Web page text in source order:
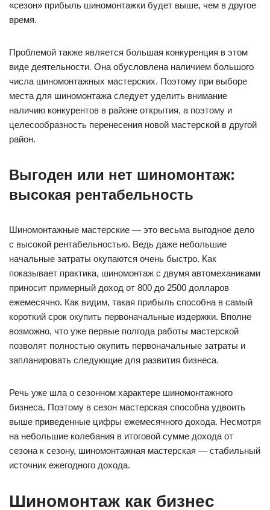
«сезон» прибыль шиномонтажки будет выше, чем в другое
время.
Проблемой также является большая конкуренция в этом
виде деятельности. Она обусловлена наличием большого
числа шиномонтажных мастерских. Поэтому при выборе
места для шиномонтажа следует уделить внимание
наличию конкурентов в районе открытия, а поэтому и
целесообразность перенесения новой мастерской в другой
район.
Выгоден или нет шиномонтаж:
высокая рентабельность
Шиномонтажные мастерские — это весьма выгодное дело
с высокой рентабельностью. Ведь даже небольшие
начальные затраты окупаются очень быстро. Как
показывает практика, шиномонтаж с двумя автомеханиками
приносит примерный доход от 800 до 2500 долларов
ежемесячно. Как видим, такая прибыль способна в самый
короткий срок окупить первоначальные издержки. Вполне
возможно, что уже первые полгода работы мастерской
позволят полностью окупить первоначальные затраты и
запланировать следующие для развития бизнеса.
Речь уже шла о сезонном характере шиномонтажного
бизнеса. Поэтому в сезон мастерская способна удвоить
выше приведенные цифры ежемесячного дохода. Несмотря
на небольшие колебания в итоговой сумме дохода от
сезона к сезону, шиномонтажная мастерская — стабильный
источник ежегодного дохода.
Шиномонтаж как бизнес